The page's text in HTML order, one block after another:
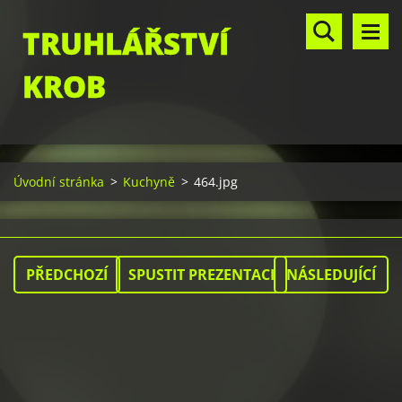
TRUHLÁŘSTVÍ
KROB
Úvodní stránka > Kuchyně > 464.jpg
PŘEDCHOZÍ SPUSTIT PREZENTACI NÁSLEDUJÍCÍ